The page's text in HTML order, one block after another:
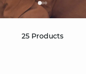
25 Products